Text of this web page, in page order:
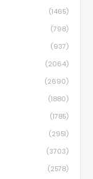
(1465)
(798)
(937)
(2064)
(2690)
(1880)
(1785)
(2951)
(3703)
(2578)